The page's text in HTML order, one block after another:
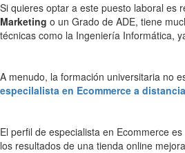
Si quieres optar a este puesto laboral es
Marketing o un Grado de ADE, tiene
técnicas como la Ingeniería Informática,
A menudo, la formación universitaria no
especilalista en Ecommerce a distancia
El perfil de especialista en Ecommerce
los resultados de una tienda online